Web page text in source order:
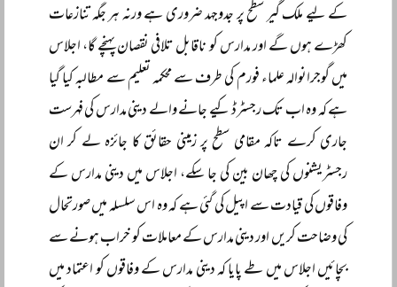
کے لیے ملک گیر سطح پر جدوجہد ضروری ہے ورنہ ہر جگہ تنازعات
کھڑے ہوں گے اور مدارس کو ناقابل تلافی نقصان پہنچے گا، اجلاس
میں گوجرانوالہ علماء فورم کی طرف سے محکمہ تعلیم سے مطالبہ کیا گیا
ہے کہ وہ اب تک رجسٹرڈ کیے جانے والے دینی مدارس کی فہرست
جاری کرے تاکہ مقامی سطح پر زمینی حقائق کا جائزہ لے کر ان
رجسٹریشنوں کی چھان بین کی جا سکے، اجلاس میں دینی مدارس کے
وفاقوں کی قیادت سے اپیل کی گئی ہے کہ وہ اس سلسلہ میں صورتحال
کی وضاحت کریں اور دینی مدارس کے معاملات کو خراب ہونے سے
بچائیں اجلاس میں طے پایا کہ دینی مدارس کے وفاقوں کو اعتماد میں